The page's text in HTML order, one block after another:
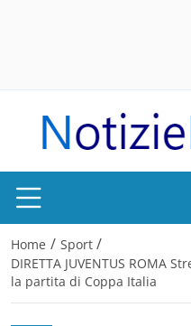
Home / Sport /
DIRETTA JUVENTUS ROMA
la partita di Coppa Italia